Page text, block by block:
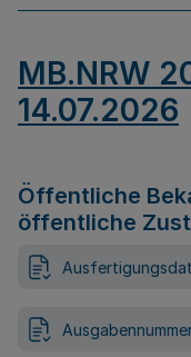
MB.NRW
14.07.2026
Öffentliche
öffentliche